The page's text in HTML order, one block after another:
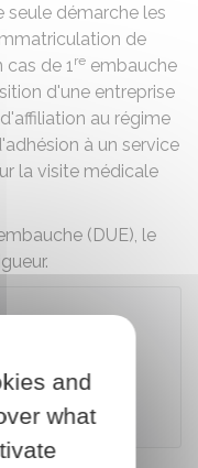
seule démarche les
de
cas de 1re embauche
d'une entreprise
au régime
à un service
la visite médicale
(DUE), le
agricole (MSA)
and
what